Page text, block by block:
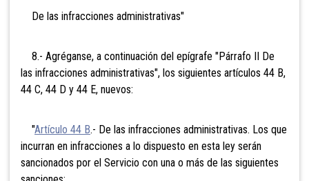
De las infracciones administrativas"
8.- Agréganse, a continuación del epígrafe "Párrafo II De
las infracciones administrativas", los siguientes artículos 44 B,
44 C, 44 D y 44 E, nuevos:
"Artículo 44 B.- De las infracciones administrativas. Los que
incurran en infracciones a lo dispuesto en esta ley serán
sancionados por el Servicio con una o más de las siguientes